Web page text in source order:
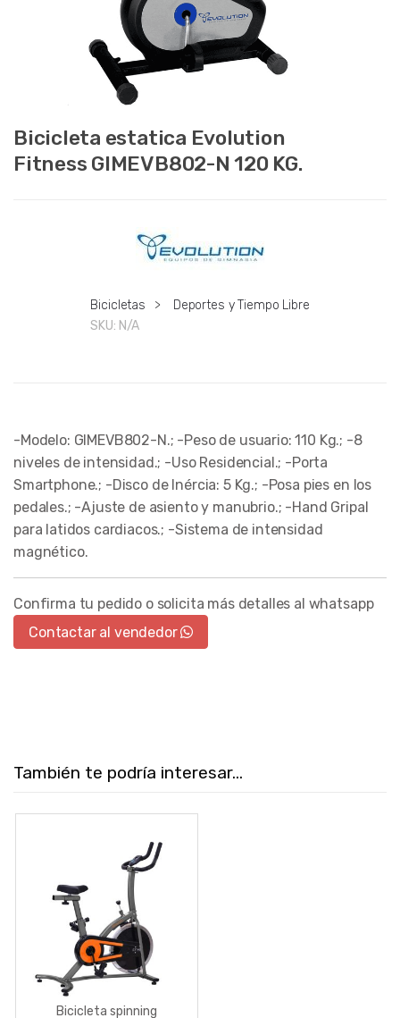
Bicicleta estatica Evolution
Fitness GIMEVB802-N 120 KG.
Bicicletas >
Deportes y Tiempo Libre
SKU: N/A
-Modelo: GIMEVB802-N.; -Peso de usuario: 110 Kg.; -8
niveles de intensidad.; -Uso Residencial.; -Porta
Smartphone.; -Disco de Inércia: 5 Kg.; -Posa pies en los
pedales.; -Ajuste de asiento y manubrio.; -Hand Gripal
para latidos cardiacos.; -Sistema de intensidad
magnético.
Confirma tu pedido o solicita más detalles al whatsapp
Contactar al vendedor
También te podría interesar...
Bicicleta spinning